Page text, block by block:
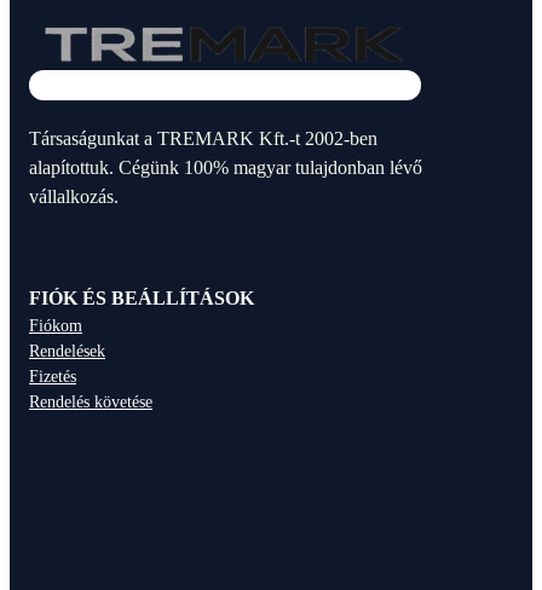
Társaságunkat a TREMARK Kft.-t 2002-ben
alapítottuk. Cégünk 100% magyar tulajdonban lévő
vállalkozás.
FIÓK ÉS BEÁLLÍTÁSOK
Fiókom
Rendelések
Fizetés
Rendelés követése